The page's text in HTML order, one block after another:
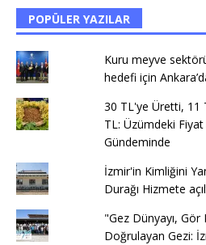
POPÜLER YAZILAR
Kuru meyve
hedefi için
30 TL'ye Üretti, 11
TL: Üzümdeki
Gündeminde
İzmir'in Kimliğini
Durağı Hizmete
"Gez Dünyayı, Gör
Doğrulayan Gezi: